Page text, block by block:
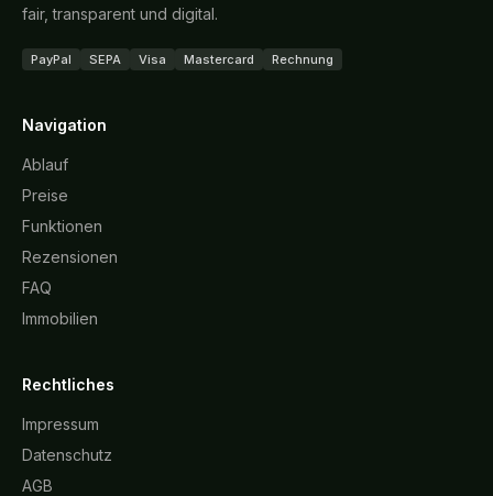
fair, transparent und digital.
PayPal SEPA Visa Mastercard Rechnung
Navigation
Ablauf
Preise
Funktionen
Rezensionen
FAQ
Immobilien
Rechtliches
Impressum
Datenschutz
AGB